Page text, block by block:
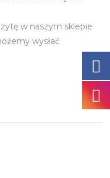
w naszym sklepie
wysłać